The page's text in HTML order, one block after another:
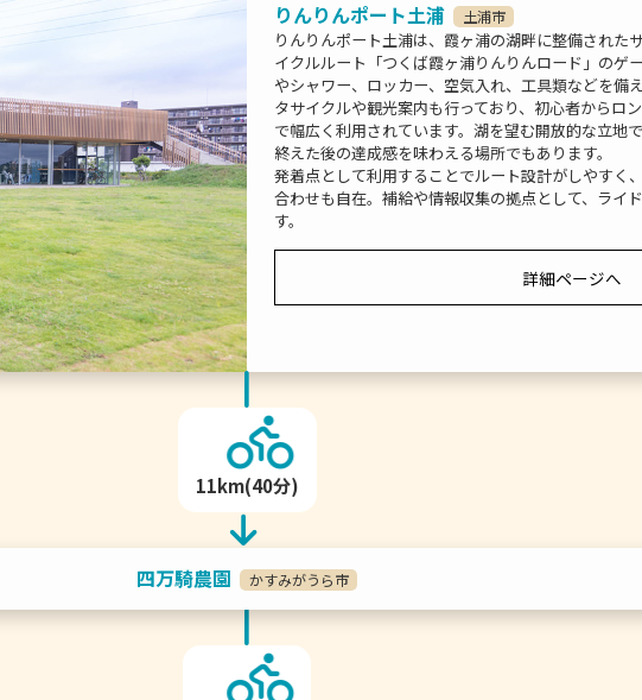
りんりんポート土浦 土浦市
りんりんポート土浦は、霞ヶ浦の湖畔に整備された
イクルルート「つくば霞ヶ浦りんりんロード」のゲ
やシャワー、ロッカー、空気入れ、工具類などを備
タサイクルや観光案内も行っており、初心者からロ
で幅広く利用されています。湖を望む開放的な立地
終えた後の達成感を味わえる場所でもあります。
発着点として利用することでルート設計がしやすく
合わせも自在。補給や情報収集の拠点として、ライ
す。
詳細ページへ
11km(40分)
四万騎農園 かすみがうら市